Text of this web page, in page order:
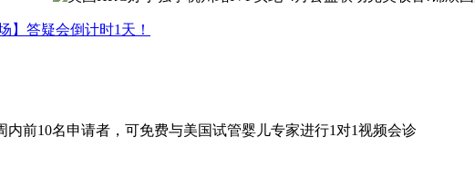
】答疑会倒计时1天！
内前10名申请者，可免费与美国试管婴儿专家进行1对1视频会诊